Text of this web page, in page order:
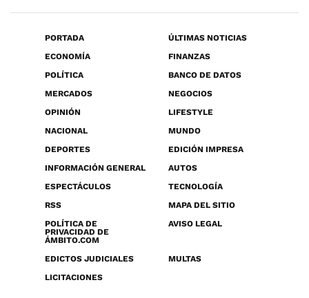
PORTADA
ÚLTIMAS NOTICIAS
ECONOMÍA
FINANZAS
POLÍTICA
BANCO DE DATOS
MERCADOS
NEGOCIOS
OPINIÓN
LIFESTYLE
NACIONAL
MUNDO
DEPORTES
EDICIÓN IMPRESA
INFORMACIÓN GENERAL
AUTOS
ESPECTÁCULOS
TECNOLOGÍA
RSS
MAPA DEL SITIO
POLÍTICA DE
PRIVACIDAD DE
ÁMBITO.COM
AVISO LEGAL
EDICTOS JUDICIALES
MULTAS
LICITACIONES